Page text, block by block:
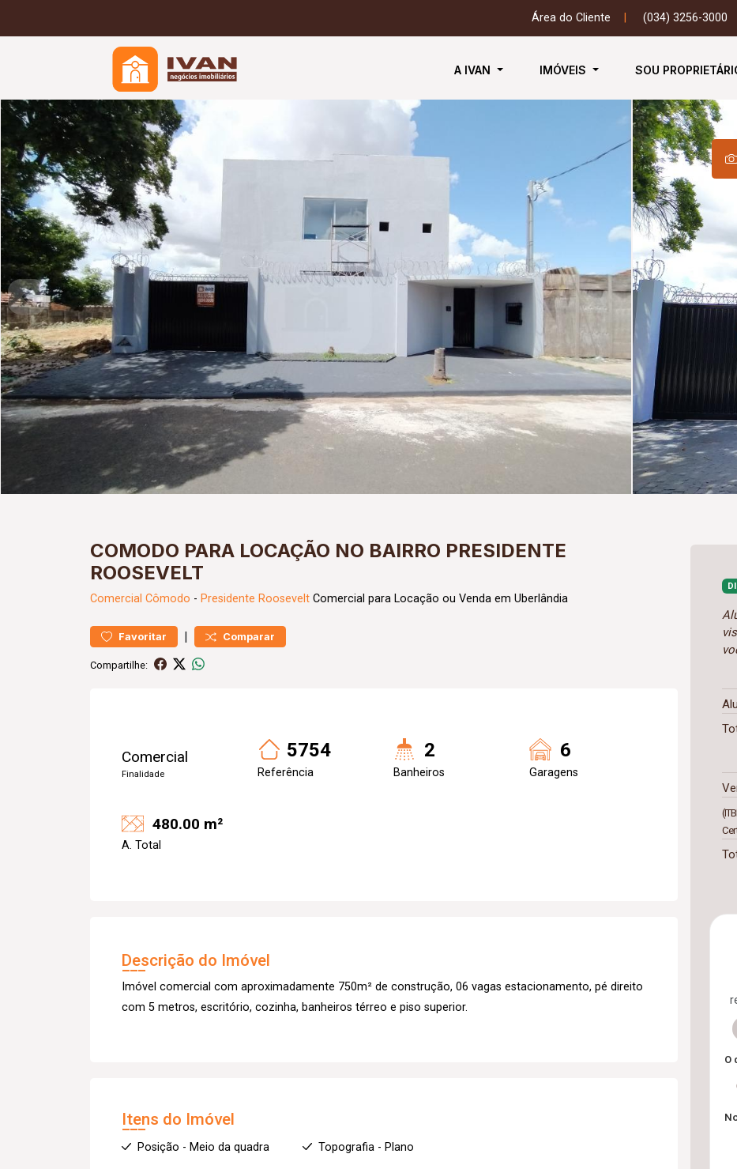
Área do Cliente (034) 3256-3000
A IVAN IMÓVEIS SOU
COMODO PARA LOCAÇÃO NO BAIRRO PRESIDENTE
ROOSEVELT
Comercial Cômodo - Presidente Roosevelt Comercial para Locação ou Venda em Uberlândia
Favoritar | Comparar
Compartilhe:
Comercial
Finalidade
5754
Referência
2
Banheiros
6
Garagens
480.00 m²
A. Total
Descrição do Imóvel
Imóvel comercial com aproximadamente 750m² de construção, 06 vagas estacionamento, pé direito
com 5 metros, escritório, cozinha, banheiros térreo e piso superior.
Itens do Imóvel
Posição - Meio da quadra Topografia - Plano
O